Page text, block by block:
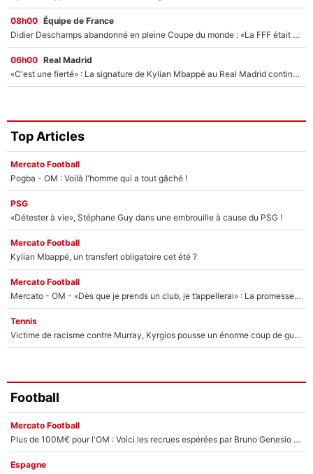
08h00 Équipe de France
Didier Deschamps abandonné en pleine Coupe du monde : «La FFF était déjà passée à Zinedine Zidane»
06h00 Real Madrid
«C'est une fierté» : La signature de Kylian Mbappé au Real Madrid continue de régaler l'Espagne
Top Articles
Mercato Football
Pogba - OM : Voilà l'homme qui a tout gâché !
PSG
«Détester à vie», Stéphane Guy dans une embrouille à cause du PSG !
Mercato Football
Kylian Mbappé, un transfert obligatoire cet été ?
Mercato Football
Mercato - OM - «Dès que je prends un club, je t’appellerai» : La promesse de Marcelino au moment de claquer la porte
Tennis
Victime de racisme contre Murray, Kyrgios pousse un énorme coup de gueule !
Football
Mercato Football
Plus de 100M€ pour l'OM : Voici les recrues espérées par Bruno Genesio et Grégory Lorenzi après l’opération dégraissage
Espagne